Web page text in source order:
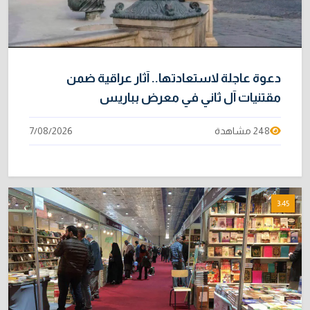
دعوة عاجلة لاستعادتها.. آثار عراقية ضمن
مقتنيات آل ثاني في معرض بباريس
248 مشاهدة 7/08/2026
3:45